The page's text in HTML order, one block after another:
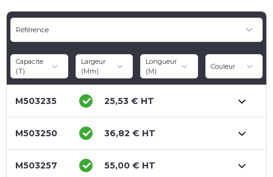
Référence
Capacite
(t)
Largeur
(mm)
Longueur
(m)
Couleur
M503235 25,53 € HT
M503250 36,82 € HT
M503257 55,00 € HT